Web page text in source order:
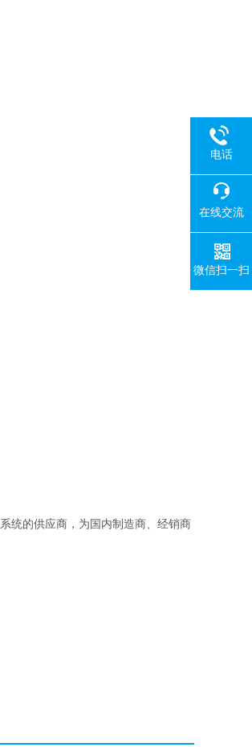
统的供应商，为国内制造商、经销商
电话
在线交流
微信扫一扫